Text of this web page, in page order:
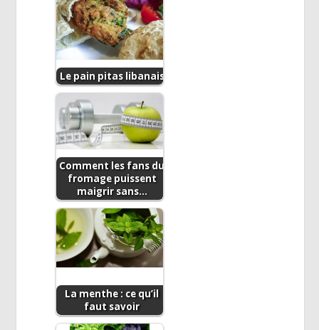
Le pain pitas libanais
Comment les fans du
fromage puissent
maigrir sans…
La menthe : ce qu’il
faut savoir